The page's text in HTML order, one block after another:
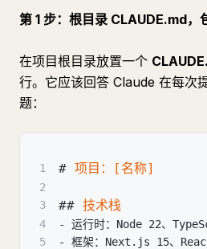
第 1 步：根目录 CLAUDE.md，
在项目根目录放置一个
行。它应该回答 Claude 在每次
题：
1 # 项目：[名称]
2
3
## 技术栈
4 -
运行时：Node 22、
5
-
框架：Next.js 15、